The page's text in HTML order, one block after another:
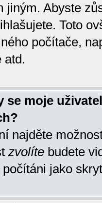
jiným. Abyste
Toto
počítače,
atd.
se moje
najděte
zvolíte budete
jako